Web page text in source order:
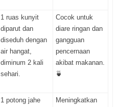
1 ruas kunyit
diparut dan
diseduh dengan
air hangat,
diminum 2 kali
sehari.
Cocok untuk
diare ringan dan
gangguan
pencernaan
akibat makanan.
🍵
1 potong jahe
Meningkatkan